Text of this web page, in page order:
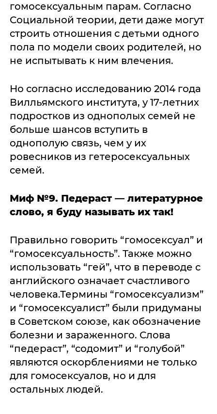
гомосексуальным парам. Согласно
Социальной теории, дети даже могут
строить отношения с детьми одного
пола по модели своих родителей, но
не испытывать к ним влечения.
Но согласно исследованию 2014 года
Вилльямского института, у 17-летних
подростков из однополых семей не
больше шансов вступить в
однополую связь, чем у их
ровесников из гетеросексуальных
семей.
Миф №9. Педераст — литературное
слово, я буду называть их так!
Правильно говорить “гомосексуал” и
“гомосексуальность”. Также можно
использовать “гей”, что в переводе с
английского означает счастливого
человека.Термины “гомосексуализм”
и “гомосексуалист” были придуманы
в Советском союзе, как обозначение
болезни и зараженного. Слова
“педераст”, “содомит” и “голубой”
являются оскорблениями не только
для гомосексуалов, но и для
остальных людей.